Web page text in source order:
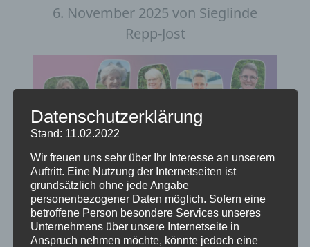
6. November 2025 von Sieglinde
Repp-Jost
Datenschutzerklärung
Stand: 11.02.2022
Wir freuen uns sehr über Ihr Interesse an unserem
Auftritt. Eine Nutzung der Internetseiten ist
grundsätzlich ohne jede Angabe
personenbezogener Daten möglich. Sofern eine
betroffene Person besondere Services unseres
Unternehmens über unsere Internetseite in
Anspruch nehmen möchte, könnte jedoch eine